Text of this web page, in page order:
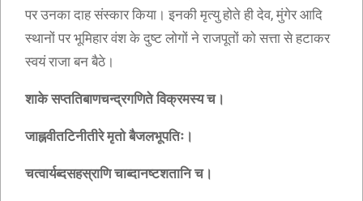
पर उनका दाह संस्कार किया। इनकी मृत्यु होते ही देव, मुंगेर आदि
स्थानों पर भूमिहार वंश के दुष्ट लोगों ने राजपूतों को सत्ता से हटाकर
स्वयं राजा बन बैठे।
शाके सप्ततिबाणचन्द्रगणिते विक्रमस्य च।
जाह्नवीतटिनीतीरे मृतो बैजलभूपतिः।
चत्वार्यब्दसहस्राणि चाब्दानष्टशतानि च।